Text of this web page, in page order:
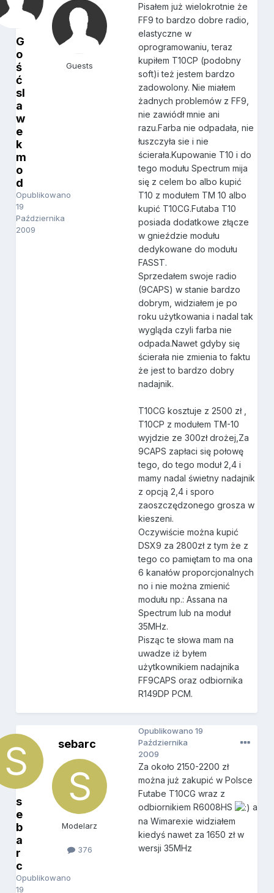
G
o
ś
ć
sl
a
w
e
k
m
o
d
Opublikowano
19
Października
2009
Guests
Pisałem już wielokrotnie że
FF9 to bardzo dobre radio,
elastyczne w
oprogramowaniu, teraz
kupiłem T10CP (podobny
soft)i też jestem bardzo
zadowolony. Nie miałem
żadnych problemów z FF9,
nie zawiódł mnie ani
razu.Farba nie odpadała, nie
łuszczyła sie i nie
ścierała.Kupowanie T10 i do
tego modułu Spectrum mija
się z celem bo albo kupić
T10 z modułem TM 10 albo
kupić T10CG.Futaba T10
posiada dodatkowe złącze
w gnieździe modułu
dedykowane do modułu
FASST.
Sprzedałem swoje radio
(9CAPS) w stanie bardzo
dobrym, widziałem je po
roku użytkowania i nadal tak
wygląda czyli farba nie
odpada.Nawet gdyby się
ścierała nie zmienia to faktu
że jest to bardzo dobry
nadajnik.
T10CG kosztuje z 2500 zł ,
T10CP z modułem TM-10
wyjdzie ze 300zł drożej,Za
9CAPS zapłaci się połowę
tego, do tego moduł 2,4 i
mamy nadal świetny nadajnik
z opcją 2,4 i sporo
zaoszczędzonego grosza w
kieszeni.
Oczywiście można kupić
DSX9 za 2800zł z tym że z
tego co pamiętam to ma ona
6 kanałów proporcjonalnych
no i nie można zmienić
modułu np.: Assana na
Spectrum lub na moduł
35MHz.
Pisząc te słowa mam na
uwadze iż byłem
użytkownikiem nadajnika
FF9CAPS oraz odbiornika
R149DP PCM.
s
e
b
a
r
c
Opublikowano
19
sebarc
Modelarz
376
Opublikowano19
Października
2009
Za około 2150-2200 zł
można już zakupić w Polsce
Futabe T10CG wraz z
odbiornikiem R6008HS
a
na Wimarexie widziałem
kiedyś nawet za 1650 zł w
wersji 35MHz